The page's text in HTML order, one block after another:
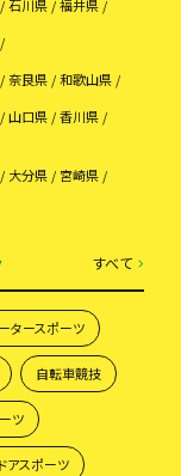
石川県
福井県
奈良県
和歌山県
山口県
香川県
大分県
宮崎県
すべて
タースポーツ
自転車競技
ツ
アスポーツ